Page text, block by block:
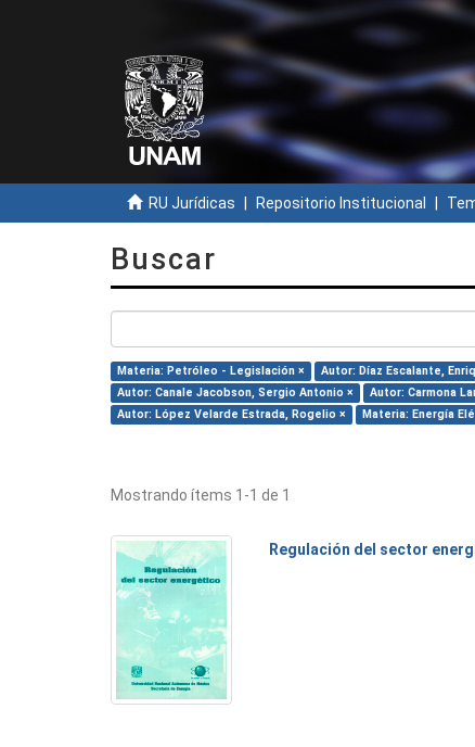
RU Jurídicas Repositorio Institucional
Buscar
Materia: Petróleo - Legislación × Autor: Díaz Escalante,
Autor: Canale Jacobson, Sergio Antonio ×
Autor: Carmona
Autor: López Velarde Estrada, Rogelio ×
Materia: Energía
Mostrando ítems 1-1 de 1
Regulación del sector